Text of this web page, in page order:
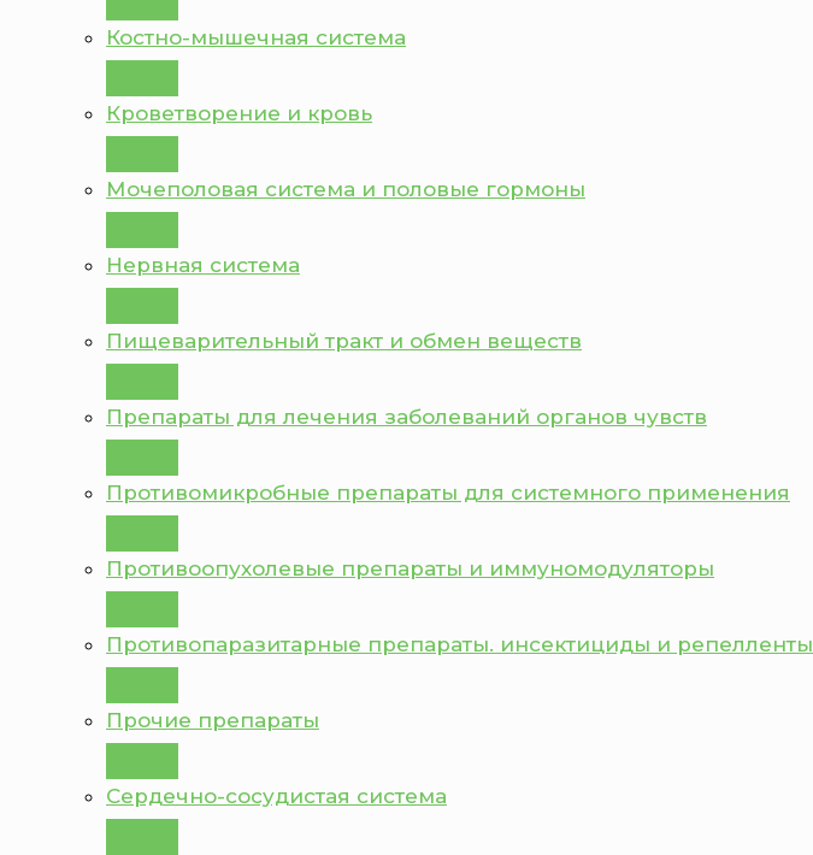
Костно-мышечная система
Кроветворение и кровь
Мочеполовая система и половые гормоны
Нервная система
Пищеварительный тракт и обмен веществ
Препараты для лечения заболеваний органов чувств
Противомикробные препараты для системного применения
Противоопухолевые препараты и иммуномодуляторы
Противопаразитарные препараты. инсектициды и репелленты
Прочие препараты
Сердечно-сосудистая система